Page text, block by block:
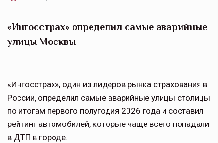
«Ингосстрах» определил самые аварийные
улицы Москвы
«Ингосстрах», один из лидеров рынка страхования в
России, определил самые аварийные улицы столицы
по итогам первого полугодия 2026 года и составил
рейтинг автомобилей, которые чаще всего попадали
в ДТП в городе.